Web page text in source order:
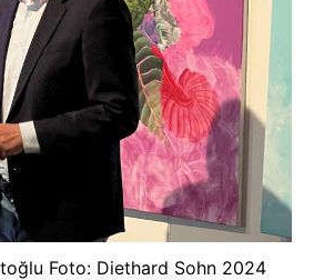
Foto: Diethard Sohn 2024